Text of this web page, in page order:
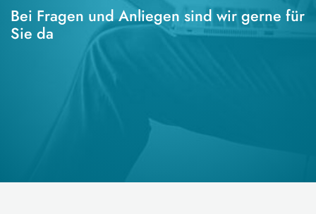
Bei Fragen und Anliegen sind wir gerne für
Sie da